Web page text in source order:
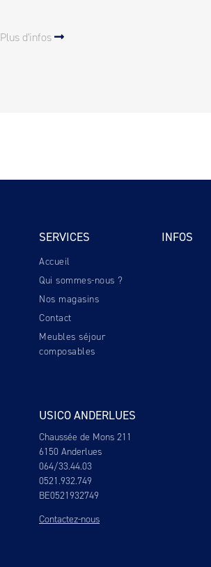
Plus d'infos
SERVICES
Accueil
Qui sommes-nous ?
Nos magasins
Contact
Meubles séjour
composables
INFOS
USICO ANDERLUES
Chaussée de Mons 211
6150 Anderlues
064/33.44.03
0521.932.749
BE0521932749
Contactez-nous